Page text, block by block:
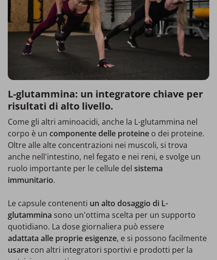
L-glutammina: un integratore chiave per
risultati di alto livello.
Come gli altri aminoacidi, anche la L-glutammina nel
corpo è un componente delle proteine o dei proteine.
Oltre alle alte concentrazioni nei muscoli, si trova
anche nell'intestino, nel fegato e nei reni, e svolge un
ruolo importante per le cellule del sistema
immunitario.
Le capsule contenenti un alto dosaggio di L-
glutammina sono un'ottima scelta per un supporto
quotidiano. La dose giornaliera può essere
adattata alle proprie esigenze, e si possono facilmente
usare con altri integratori sportivi e prodotti per la